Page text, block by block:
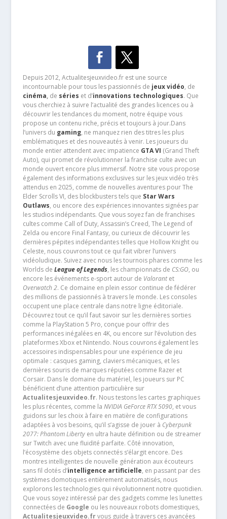
Depuis 2012, Actualitesjeuxvideo.fr est une source
incontournable pour tous les passionnés de jeux vidéo, de
cinéma,de séries et d’innovations technologiques. Que
vous cherchiez à suivre l’actualité des grandes licences ou à
découvrir les tendances du moment, notre équipe vous
propose un contenu riche, précis et toujours à jour.Dans
l’univers du gaming, ne manquez rien des titres les plus
emblématiques et des nouveautés à venir. Les joueurs du
monde entier attendent avec impatience GTA VI (Grand Theft
Auto), qui promet de révolutionner la franchise culte avec un
monde ouvert encore plus immersif. Notre site vous propose
également des informations exclusives sur les jeux vidéo très
attendus en 2025, comme de nouvelles aventures pour The
Elder Scrolls VI, des blockbusters tels que Star Wars
Outlaws, ou encore des expériences innovantes signées par
les studios indépendants. Que vous soyez fan de franchises
cultes comme Call of Duty, Assassin’s Creed, The Legend of
Zelda ou encore Final Fantasy, ou curieux de découvrir les
dernières pépites indépendantes telles que Hollow Knight ou
Celeste, nous couvrons tout ce qui fait vibrer l’univers
vidéoludique. Suivez avec nous les tournois phares comme les
Worlds de League of Legends, les championnats de CS:GO, ou
encore les événements e-sport autour de Valorantet
Overwatch 2. Ce domaine en plein essor continue de fédérer
des millions de passionnés à travers le monde. Les consoles
occupent une place centrale dans notre ligne éditoriale.
Découvrez tout ce qu’il faut savoir sur les dernières sorties
comme la PlayStation 5 Pro, conçue pour offrir des
performances inégalées en 4K, ou encore sur l’évolution des
plateformes Xbox et Nintendo. Nous couvrons également les
accessoires indispensables pour une expérience de jeu
optimale : casques gaming, claviers mécaniques, et les
dernières souris de marques réputées comme Razer et
Corsair. Dans le domaine du matériel, les joueurs sur PC
bénéficient d’une attention particulière sur
Actualitesjeuxvideo.fr. Nous testons les cartes graphiques
les plus récentes, comme la NVIDIA GeForce RTX 5090, et vous
guidons sur les choix à faire en matière de configurations
adaptées à vos besoins, qu’il s’agisse de jouer à Cyberpunk
2077: Phantom Libertyen ultra haute définition ou de streamer
sur Twitch avec une fluidité parfaite. Côté innovation,
l’écosystème des objets connectés s’élargit encore. Des
montres intelligentes de nouvelle génération aux écouteurs
sans fil dotés d’intelligence artificielle, en passant par des
systèmes domotiques entièrement automatisés, nous
explorons les technologies qui révolutionnent notre quotidien.
Que vous soyez intéressé par des gadgets comme les lunettes
connectées de Google ou les nouveaux robots domestiques,
Actualitesjeuxvideo.frvous guide à travers ces avancées